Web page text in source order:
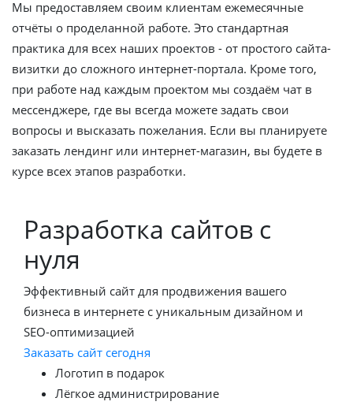
Мы предоставляем своим клиентам ежемесячные
отчёты о проделанной работе. Это стандартная
практика для всех наших проектов - от простого сайта-
визитки до сложного интернет-портала. Кроме того,
при работе над каждым проектом мы создаём чат в
мессенджере, где вы всегда можете задать свои
вопросы и высказать пожелания. Если вы планируете
заказать лендинг или интернет-магазин, вы будете в
курсе всех этапов разработки.
Разработка сайтов с
нуля
Эффективный сайт для продвижения вашего
бизнеса в интернете с уникальным дизайном и
SEO-оптимизацией
Заказать сайт сегодня
Логотип в подарок
Лёгкое администрирование